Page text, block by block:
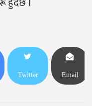
Twitter Email